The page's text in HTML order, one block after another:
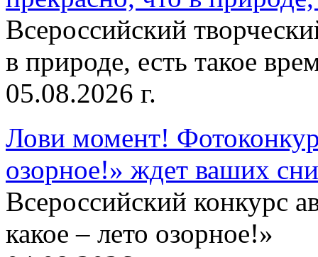
Всероссийский
в природе, есть такое
05.08.2026 г.
Лови момент!
озорное!» ждет ваших
Всероссийский конкурс
какое – лето озорное!»